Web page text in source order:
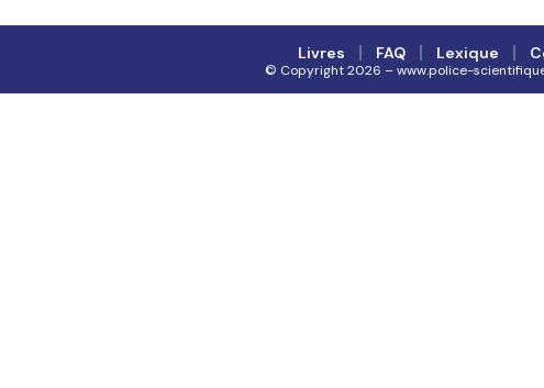
Livres FAQ Lexique
© Copyright 2026 – www.police-